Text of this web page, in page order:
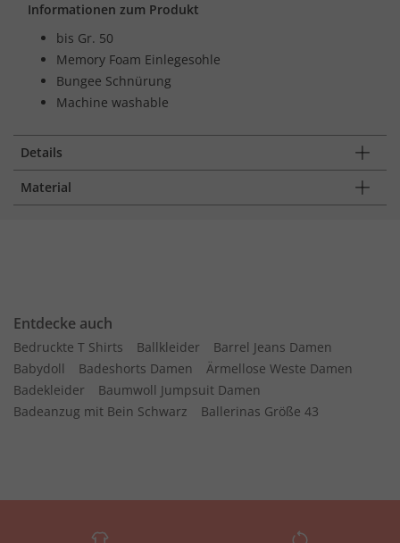
Informationen zum Produkt
bis Gr. 50
Memory Foam Einlegesohle
Bungee Schnürung
Machine washable
Details
Material
Entdecke auch
Bedruckte T Shirts Ballkleider
Barrel Jeans Damen
Babydoll
Badeshorts Damen
Ärmellose Weste Damen
Badekleider
Baumwoll Jumpsuit Damen
Badeanzug mit Bein Schwarz
Ballerinas Größe 43